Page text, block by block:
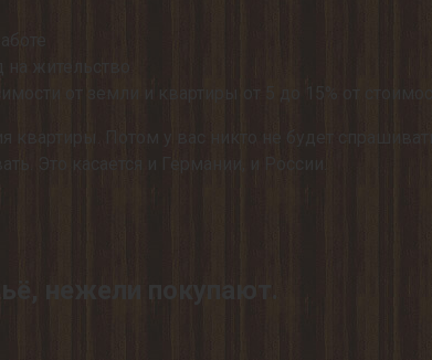
жительство
от земли и квартиры от 5 до 15% от
Потом у вас никто не будет
Это касается и Германии, и России.
нежели покупают.